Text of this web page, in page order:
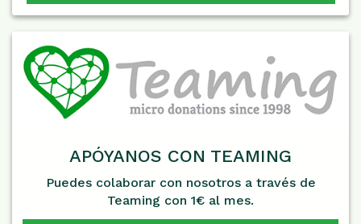
APÓYANOS CON TEAMING
Puedes colaborar con nosotros a través de
Teaming con 1€ al mes.